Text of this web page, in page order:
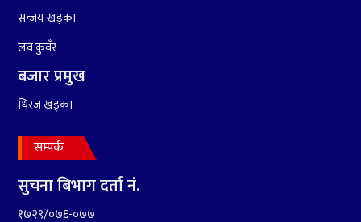
सन्जय खड्का
लव कुवँर
बजार प्रमुख
धिरज खड्का
सम्पर्क
सुचना बिभाग दर्ता नं.
१७२९/०७६-०७७